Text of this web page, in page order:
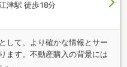
津駅 徒歩18分
して、より確かな情報とサー
ます。不動産購入の背景には